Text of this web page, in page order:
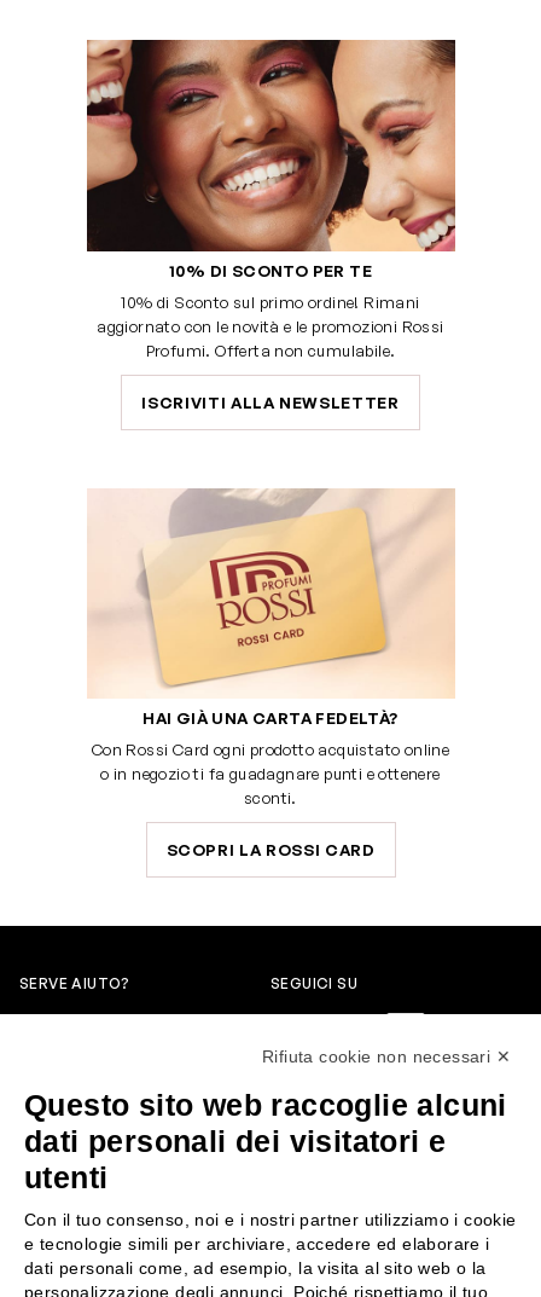
10% DI SCONTO PER TE
10% di Sconto sul primo ordine! Rimani
aggiornato con le novità e le promozioni Rossi
Profumi. Offerta non cumulabile.
ISCRIVITI ALLA NEWSLETTER
HAI GIÀ UNA CARTA FEDELTÀ?
Con Rossi Card ogni prodotto acquistato online
o in negozio ti fa guadagnare punti e ottenere
sconti.
SCOPRI LA ROSSI CARD
SERVE AIUTO?
servizioclienti@rossiprofumi.it
SEGUICI SU
SERVIZIO CLIENTI
Resi e rimborsi
Pagamenti
Chi siamo
Contattaci
Rifiuta cookie non necessari ✕
Questo sito web raccoglie alcuni
dati personali dei visitatori e
utenti
Con il tuo consenso, noi e i nostri partner utilizziamo i cookie
e tecnologie simili per archiviare, accedere ed elaborare i
dati personali come, ad esempio, la visita al sito web o la
personalizzazione degli annunci. Poiché rispettiamo il tuo